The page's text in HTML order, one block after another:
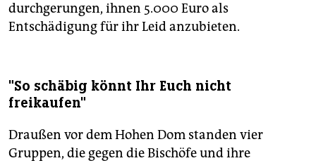
durchgerungen, ihnen 5.000 Euro als
Entschädigung für ihr Leid anzubieten.
"So schäbig könnt Ihr Euch nicht
freikaufen"
Draußen vor dem Hohen Dom standen vier
Gruppen, die gegen die Bischöfe und ihre